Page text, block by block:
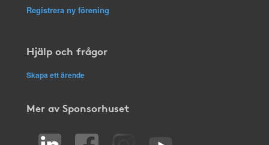
Registrera ny förening
Hjälp och frågor
Skapa ett ärende
Mer av Sponsorhuset